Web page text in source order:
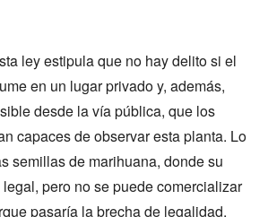
ley estipula que no hay delito si el
en un lugar privado y, además,
desde la vía pública, que los
capaces de observar esta planta. Lo
semillas de marihuana, donde su
pero no se puede comercializar
pasaría la brecha de legalidad.